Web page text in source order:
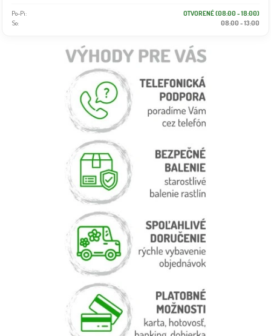
Po-Pi:
OTVORENÉ (08:00 - 18:00)
So:
08:00 - 13:00